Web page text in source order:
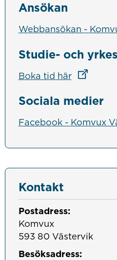
Ansökan
Webbansökan -
Studie- och
Boka tid härLänk till
Länk till
Sociala medier
Facebook - Komvux
Kontakt
Postadress:
Komvux
593 80 Västervik
Besöksadress: